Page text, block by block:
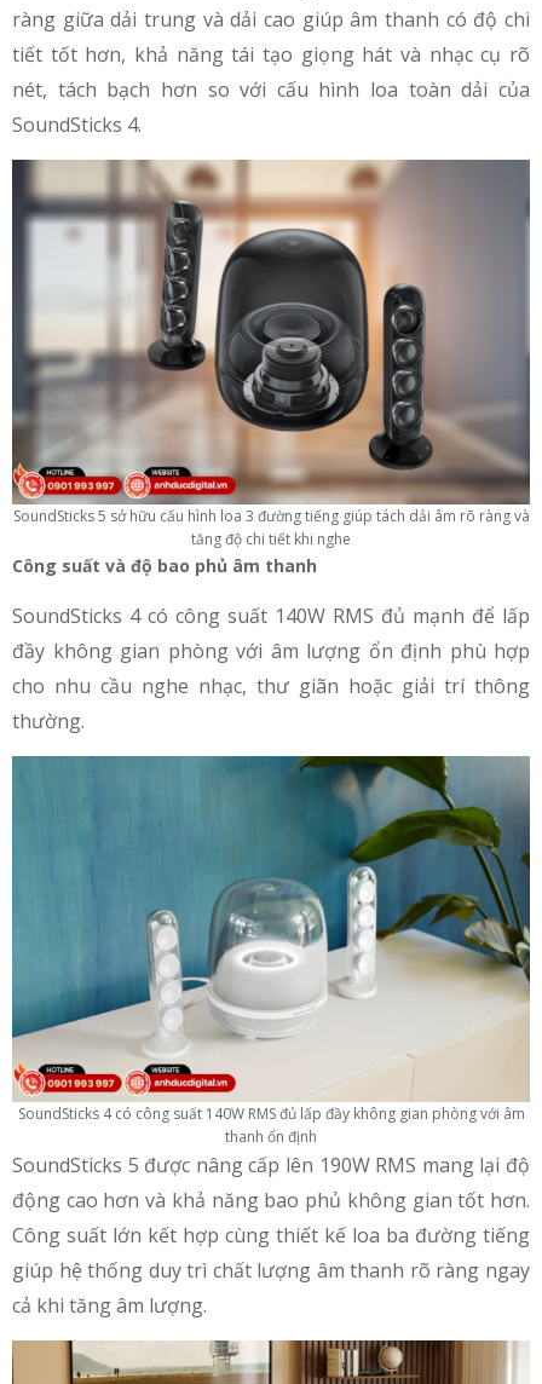
ràng giữa dải trung và dải cao giúp âm thanh có độ chi
tiết tốt hơn, khả năng tái tạo giọng hát và nhạc cụ rõ
nét, tách bạch hơn so với cấu hình loa toàn dải của
SoundSticks 4.
SoundSticks 5 sở hữu cấu hình loa 3 đường tiếng giúp tách dải âm rõ ràng và
tăng độ chi tiết khi nghe
Công suất và độ bao phủ âm thanh
SoundSticks 4 có công suất 140W RMS đủ mạnh để lấp
đầy không gian phòng với âm lượng ổn định phù hợp
cho nhu cầu nghe nhạc, thư giãn hoặc giải trí thông
thường.
SoundSticks 4 có công suất 140W RMS đủ lấp đầy không gian phòng với âm
thanh ổn định
SoundSticks 5 được nâng cấp lên 190W RMS mang lại độ
động cao hơn và khả năng bao phủ không gian tốt hơn.
Công suất lớn kết hợp cùng thiết kế loa ba đường tiếng
giúp hệ thống duy trì chất lượng âm thanh rõ ràng ngay
cả khi tăng âm lượng.